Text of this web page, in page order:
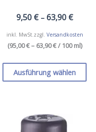
9,50 €– 63,90 €
inkl. MwSt.zzgl. Versandkosten
(95,00 € – 63,90 €/ 100 ml)
Ausführung wählen